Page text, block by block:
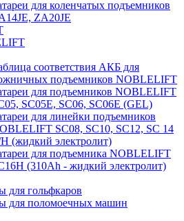
для коленчатых подъемников
ZA20JE
соответствия АКБ для
подъемников NOBLELIFT
для подъемников NOBLELIFT
SC05E, SC06, SC06E (GEL)
для линейки подъемников
SC08, SC10, SC12, SC 14
(жидкий электролит)
для подъемника NOBLELIFT
(310Ah - жидкий электролит)
для гольфкаров
для поломоечных машин